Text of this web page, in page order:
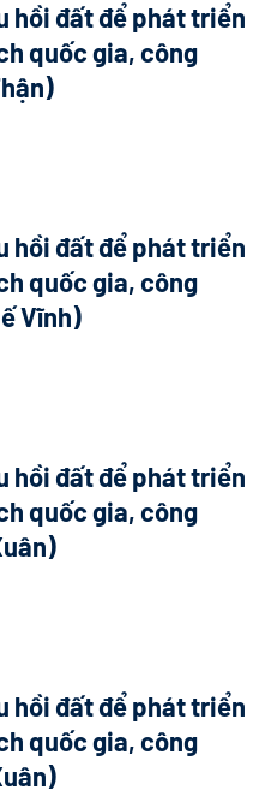
hồi đất để phát triển
quốc gia, công
hồi đất để phát triển
quốc gia, công
Vĩnh)
hồi đất để phát triển
quốc gia, công
hồi đất để phát triển
quốc gia, công